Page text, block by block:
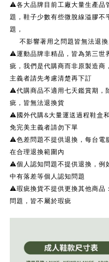
⚠️各大品牌目前工廠大量生產品
題，鞋子少數有些微脫線溢膠不
題，
不影響著用之問題皆無法退換
⚠️運動品牌非精品，皆為第三世
疵，我們是代購商而非原製造商
主義者請先考慮清楚再下訂
⚠️代購商品不適用七天鑑賞期，
疵，皆無法退換貨
⚠️國外代購&大量運送過程鞋盒
免完美主義者請勿下單
⚠️色差問題不提供退換，每台電
在合理退換範圍內
⚠️個人認知問題不提供退換，例
中有落差等個人認知問題
⚠️瑕疵換貨不提供更換其他商品
問題，皆不屬於瑕疵